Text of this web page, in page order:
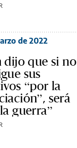
de 2022
dijo que si no
sus
“por la
será
guerra”